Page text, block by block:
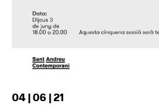
04 | 06 | 21